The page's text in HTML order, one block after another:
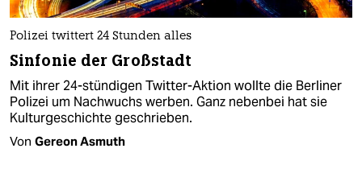
Polizei twittert 24 Stunden alles
Sinfonie der Großstadt
Mit ihrer 24-stündigen Twitter-Aktion wollte die Berliner
Polizei um Nachwuchs werben. Ganz nebenbei hat sie
Kulturgeschichte geschrieben.
Von Gereon Asmuth